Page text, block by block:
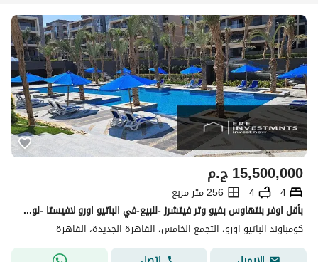
ج.م15,500,000
4
4
256 متر مربع
بأقل اوفر بنتهاوس بفيو وتر فيتشرز -للبيع-في الباتيو اورو لافيستا -لوكيشن مميز-استلام فوري
كومباوند الباتيو اورو، التجمع الخامس، القاهرة الجديدة، القاهرة